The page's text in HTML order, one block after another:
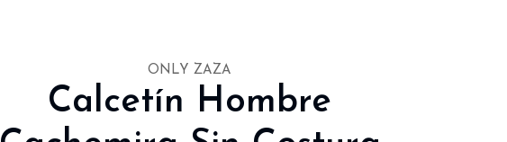
ONLY ZAZA
Calcetín Hombre